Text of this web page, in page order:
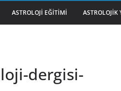
ASTROLOJI EĞITIMI
dergisi-